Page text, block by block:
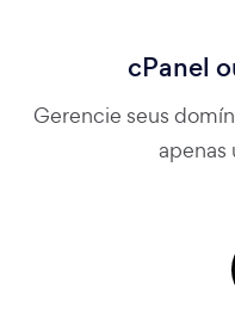
cPanel
Gerencie seus
apenas